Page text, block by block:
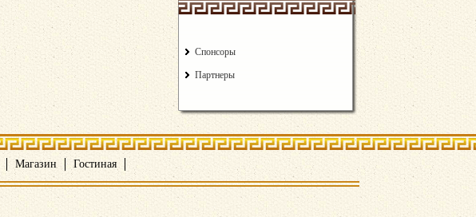
Спонсоры
Партнеры
Магазин Гостиная